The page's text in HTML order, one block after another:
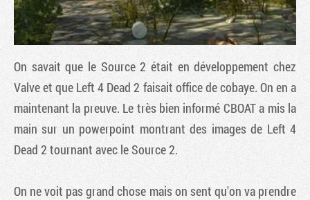
On savait que le Source 2 était en développement chez
Valve et que Left 4 Dead 2 faisait office de cobaye. On en a
maintenant la preuve. Le très bien informé CBOAT a mis la
main sur un powerpoint montrant des images de Left 4
Dead 2 tournant avec le Source 2.
On ne voit pas grand chose mais on sent qu'on va prendre
Tribune